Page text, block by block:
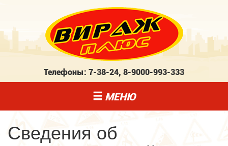
МЕНЮ
Телефоны: 7-38-24, 8-9000-993-333
Сведения об